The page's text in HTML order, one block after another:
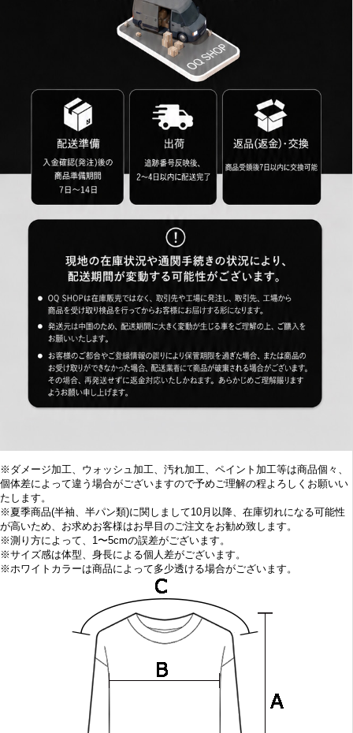
※ダメージ加工、ウォッシュ加工、汚れ加工、ペイント加工等は商品個々、
個体差によって違う場合がございますので予めご理解の程よろしくお願いい
たします。
※ 夏季商品(半袖、半パン類)に関しまして10月以降、在庫切れになる可能性
が高いため、お求めお客様はお早目のご注文をお勧め致します。
※測り方によって、1〜5cmの誤差がございます。
※サイズ感は体型、身長による個人差がございます。
※ホワイトカラーは商品によって多少透ける場合がございます。